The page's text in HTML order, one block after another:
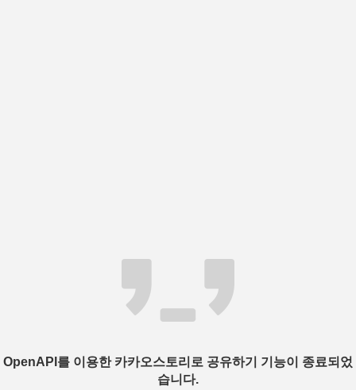
OpenAPI를 이용한 카카오스토리로 공유하기 기능이 종료되었
습니다.